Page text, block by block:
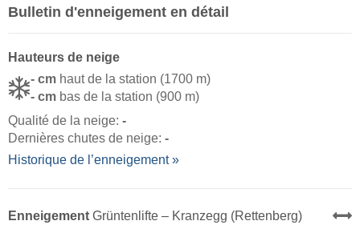
Bulletin d'enneigement en détail
Hauteurs de neige
- cm haut de la station (1700 m)
- cm bas de la station (900 m)
Qualité de la neige: -
Dernières chutes de neige: -
Historique de l’enneigement »
Enneigement Grüntenlifte – Kranzegg (Rettenberg)